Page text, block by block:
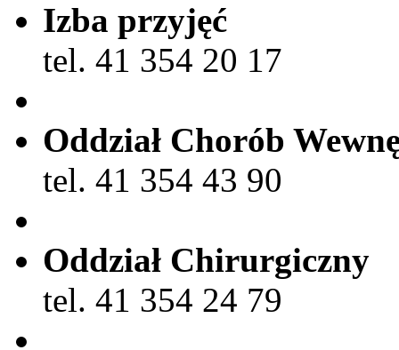
Izba przyjęć
tel. 41 354 20 17
Oddział Chorób
tel. 41 354 43 90
Oddział Chirurgiczny
tel. 41 354 24 79